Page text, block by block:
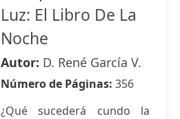
Luz: El Libro De La
Noche
Autor: D. René García V.
Número de Páginas: 356
¿Qué sucederá cundo la